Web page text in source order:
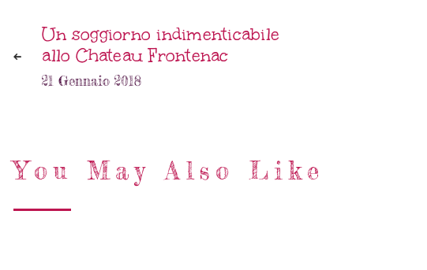
Un soggiorno indimenticabile
allo Chateau Frontenac
21 Gennaio 2018
You May Also Like